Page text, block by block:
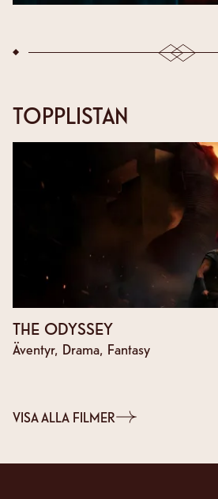
TOPPLISTAN
THE ODYSSEY
Äventyr, Drama, Fantasy
VISA ALLA FILMER